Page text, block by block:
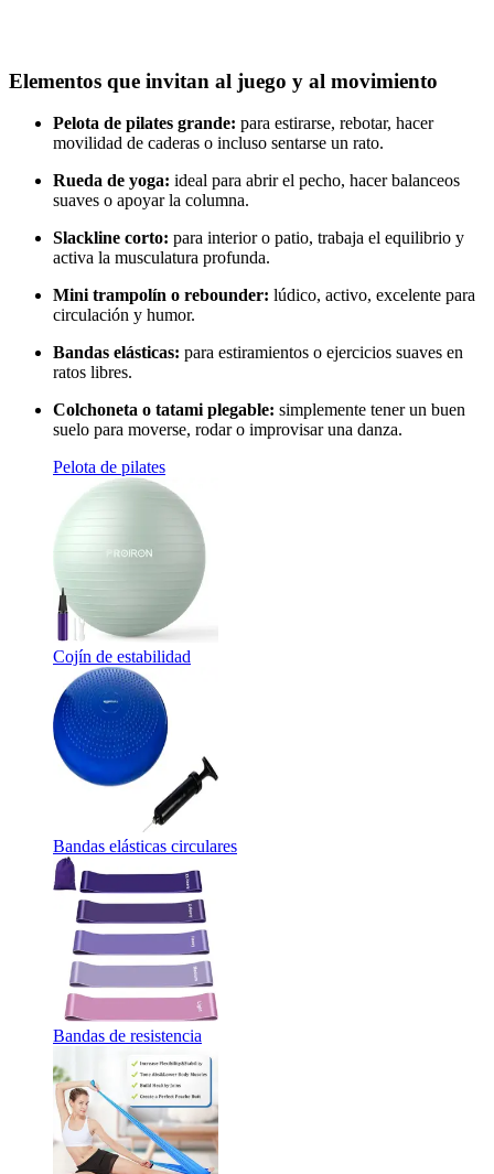
Elementos que invitan al juego y al movimiento
Pelota de pilates grande: para estirarse, rebotar, hacer
movilidad de caderas o incluso sentarse un rato.
Rueda de yoga: ideal para abrir el pecho, hacer balanceos
suaves o apoyar la columna.
Slackline corto: para interior o patio, trabaja el equilibrio y
activa la musculatura profunda.
Mini trampolín o rebounder: lúdico, activo, excelente para
circulación y humor.
Bandas elásticas: para estiramientos o ejercicios suaves en
ratos libres.
Colchoneta o tatami plegable: simplemente tener un buen
suelo para moverse, rodar o improvisar una danza.
Pelota de pilates
Cojín de estabilidad
Bandas elásticas circulares
Bandas de resistencia